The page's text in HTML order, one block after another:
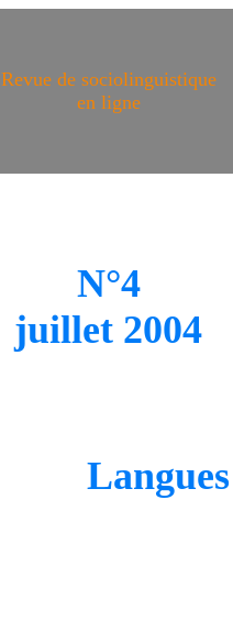
Revue de sociolinguistique
en ligne
N°4
juillet 2004